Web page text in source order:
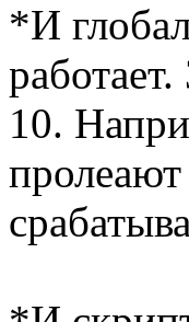
*И
10.